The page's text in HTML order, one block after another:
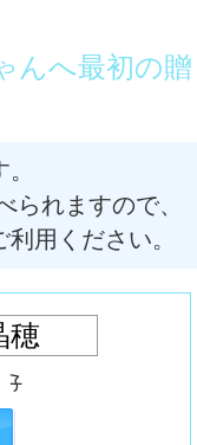
んへ最初の贈
られますので、
用ください。